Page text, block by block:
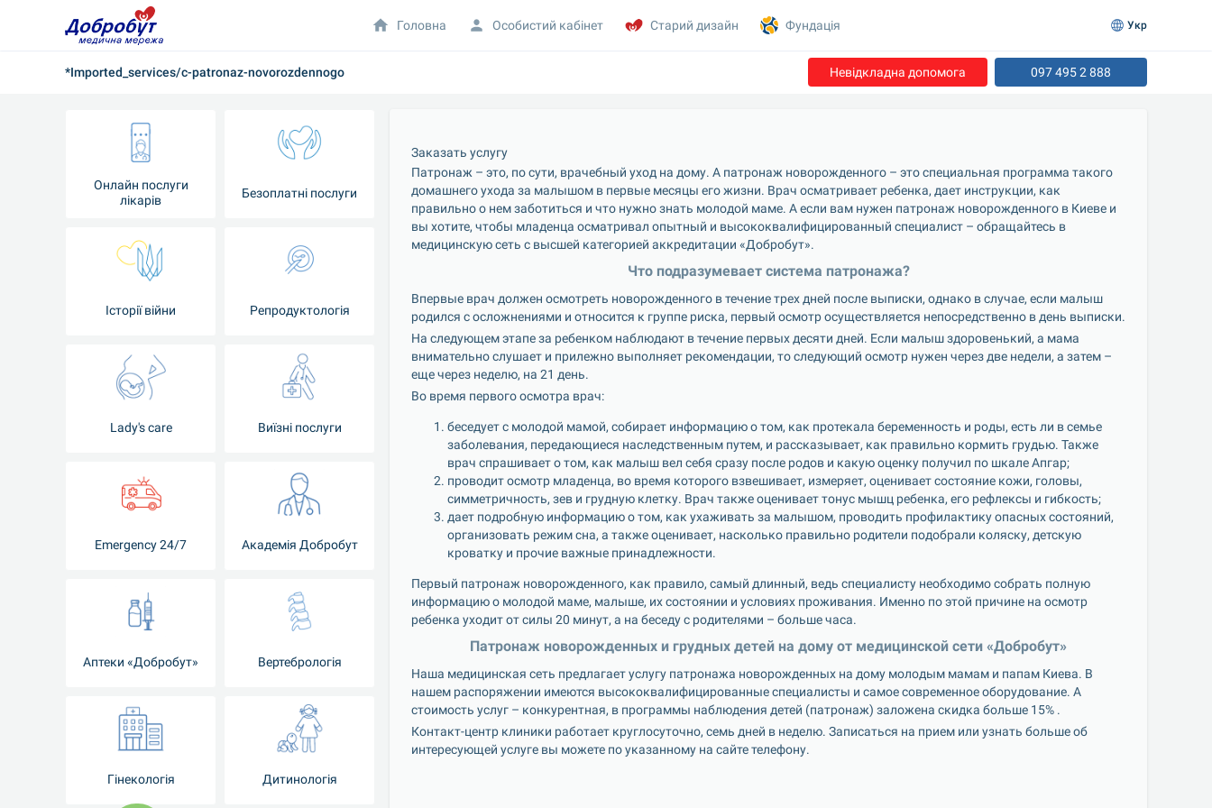
*Imported_services/c-patronaz-novorozdennogo Невідкладна допомога 097 495 2 888
Онлайн послуги
лікарів
Безоплатні послуги
Історії війни Репродуктологія
Lady's care Виїзні послуги
Emergency 24/7 Академія Добробут
Аптеки «Добробут» Вертебрологія
Гінекологія Дитинологія
Заказать услугу
Патронаж – это, по сути, врачебный уход на дому. А патронаж новорожденного – это специальная программа такого
домашнего ухода за малышом в первые месяцы его жизни. Врач осматривает ребенка, дает инструкции, как
правильно о нем заботиться и что нужно знать молодой маме. А если вам нужен патронаж новорожденного в Киеве и
вы хотите, чтобы младенца осматривал опытный и высококвалифицированный специалист – обращайтесь в
медицинскую сеть с высшей категорией аккредитации «Добробут».
Что подразумевает система патронажа?
Впервые врач должен осмотреть новорожденного в течение трех дней после выписки, однако в случае, если малыш
родился с осложнениями и относится к группе риска, первый осмотр осуществляется непосредственно в день выписки.
На следующем этапе за ребенком наблюдают в течение первых десяти дней. Если малыш здоровенький, а мама
внимательно слушает и прилежно выполняет рекомендации, то следующий осмотр нужен через две недели, а затем –
еще через неделю, на 21 день.
Во время первого осмотра врач:
беседует с молодой мамой, собирает информацию о том, как протекала беременность и роды, есть ли в семье
заболевания, передающиеся наследственным путем, и рассказывает, как правильно кормить грудью. Также
врач спрашивает о том, как малыш вел себя сразу после родов и какую оценку получил по шкале Апгар;
проводит осмотр младенца, во время которого взвешивает, измеряет, оценивает состояние кожи, головы,
симметричность, зев и грудную клетку. Врач также оценивает тонус мышц ребенка, его рефлексы и гибкость;
дает подробную информацию о том, как ухаживать за малышом, проводить профилактику опасных состояний,
организовать режим сна, а также оценивает, насколько правильно родители подобрали коляску, детскую
кроватку и прочие важные принадлежности.
Первый патронаж новорожденного, как правило, самый длинный, ведь специалисту необходимо собрать полную
информацию о молодой маме, малыше, их состоянии и условиях проживания. Именно по этой причине на осмотр
ребенка уходит от силы 20 минут, а на беседу с родителями – больше часа.
Патронаж новорожденных и грудных детей на дому от медицинской сети «Добробут»
Наша медицинская сеть предлагает услугу патронажа новорожденных на дому молодым мамам и папам Киева. В
нашем распоряжении имеются высококвалифицированные специалисты и самое современное оборудование. А
стоимость услуг – конкурентная, в программы наблюдения детей (патронаж) заложена скидка больше 15% .
Контакт-центр клиники работает круглосуточно, семь дней в неделю. Записаться на прием или узнать больше об
интересующей услуге вы можете по указанному на сайте телефону.
Головна Особистий кабінет Старий дизайн Фундація Укр